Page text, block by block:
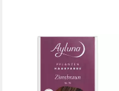
Haarfarbe Zimtbraun, Braun,